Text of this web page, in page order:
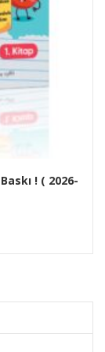
! ( 2026-